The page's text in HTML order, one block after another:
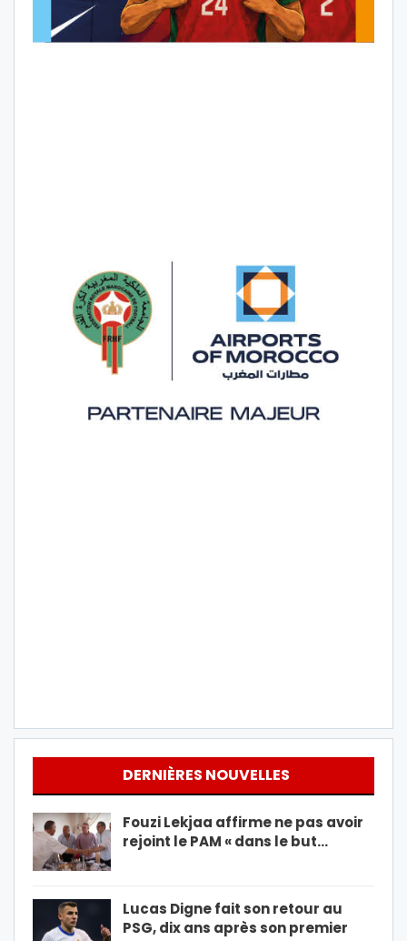
DERNIÈRES NOUVELLES
Fouzi Lekjaa affirme ne pas avoir
rejoint le PAM « dans le but…
Lucas Digne fait son retour au
PSG, dix ans après son premier